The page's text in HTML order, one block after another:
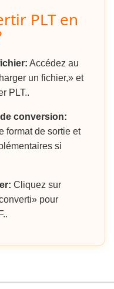
PLT en
Accédez au
un fichier,» et
PLT..
conversion:
format de sortie et
si
Cliquez sur
pour